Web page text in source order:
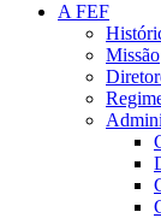
A FEF
Missão